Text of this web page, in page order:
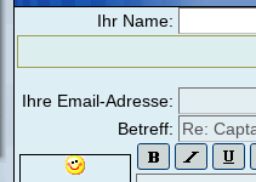
Ihr Name:
Ihre Email-Adresse:
Betreff: